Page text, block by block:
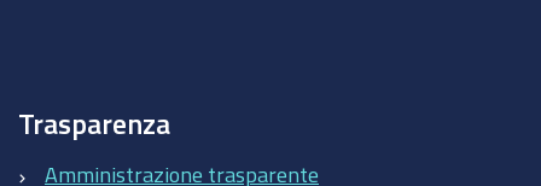
Trasparenza
Amministrazione trasparente